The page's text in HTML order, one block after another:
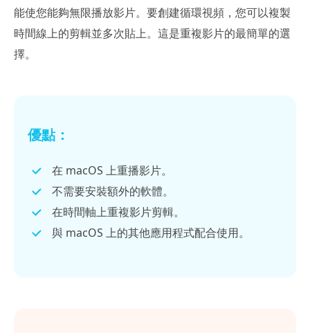
能使您能夠無限播放影片。要創建循環視頻，您可以複製
時間線上的剪輯並多次貼上。這是重複影片的最簡單的選
擇。
優點：
在 macOS 上重播影片。
不需要安裝額外的軟體。
在時間軸上重複影片剪輯。
與 macOS 上的其他應用程式配合使用。